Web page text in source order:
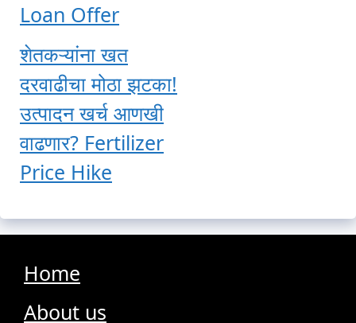
Loan Offer
शेतकऱ्यांना खत
दरवाढीचा मोठा झटका!
उत्पादन खर्च आणखी
वाढणार? Fertilizer
Price Hike
Home
About us